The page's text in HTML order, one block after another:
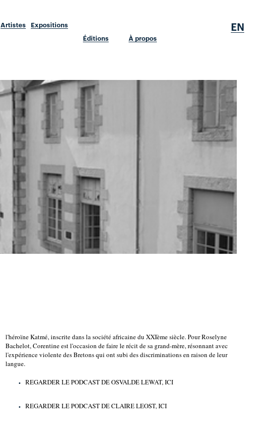
Artistes
Expositions
Éditions
À propos
EN
l'héroïne Katmé, inscrite dans la société africaine du XXIème siècle. Pour Roselyne
Bachelot, Corentine est l'occasion de faire le récit de sa grand-mère, résonnant avec
l'expérience violente des Bretons qui ont subi des discriminations en raison de leur
langue.
REGARDER LE PODCAST DE OSVALDE LEWAT, ICI
REGARDER LE PODCAST DE CLAIRE LEOST, ICI